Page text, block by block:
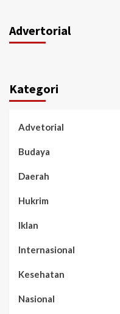
Advertorial
Kategori
Advetorial
Budaya
Daerah
Hukrim
Iklan
Internasional
Kesehatan
Nasional